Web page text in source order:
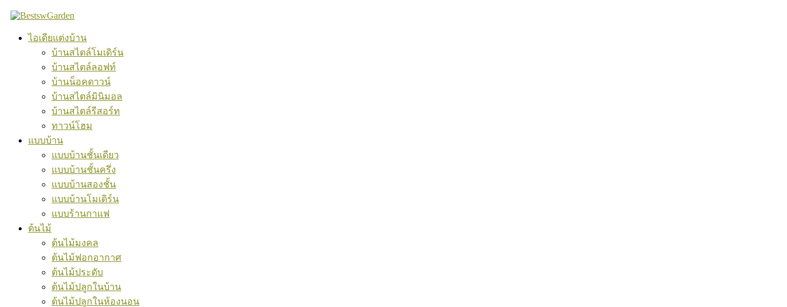
Skip
to
ไอเดียแต่งบ้าน
บ้านสไตล์โมเดิร์น
บ้านสไตล์ลอฟท์
บ้านน็อคดาวน์
บ้านสไตล์มินิมอล
บ้านสไตล์รีสอร์ท
ทาวน์โฮม
แบบบ้าน
แบบบ้านชั้นเดียว
แบบบ้านชั้นครึ่ง
แบบบ้านสองชั้น
แบบบ้านโมเดิร์น
แบบร้านกาแฟ
ต้นไม้
ต้นไม้มงคล
ต้นไม้ฟอกอากาศ
ต้นไม้ประดับ
ต้นไม้ปลูกในบ้าน
ต้นไม้ปลูกในห้องนอน